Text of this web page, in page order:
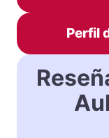
Perfil